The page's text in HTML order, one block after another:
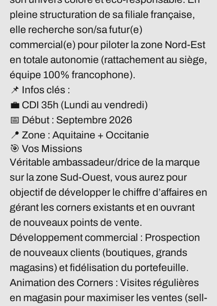
pleine structuration de sa filiale française,
elle recherche son/sa futur(e)
commercial(e) pour piloter la zone Nord-Est
en totale autonomie (rattachement au siège,
équipe 100% francophone).
📌 Infos clés :
💼 CDI 35h (Lundi au vendredi)
📅 Début : Septembre 2026
📍 Zone : Aquitaine + Occitanie
🎯 Vos Missions
Véritable ambassadeur/drice de la marque
sur la zone Sud-Ouest, vous aurez pour
objectif de développer le chiffre d’affaires en
gérant les corners existants et en ouvrant
de nouveaux points de vente.
Développement commercial : Prospection
de nouveaux clients (boutiques, grands
magasins) et fidélisation du portefeuille.
Animation des Corners : Visites régulières
en magasin pour maximiser les ventes (sell-